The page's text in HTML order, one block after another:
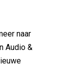
naar
Audio &